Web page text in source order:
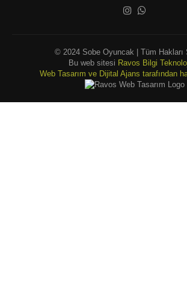
© 2024 Sobe Oyuncak | Tüm Hakları
Bu web sitesi Ravos Bilgi
Web Tasarım ve Dijital Ajans tarafından